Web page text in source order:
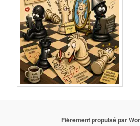
Fièrement propulsé par